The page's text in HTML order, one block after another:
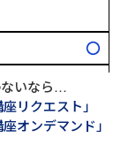
ないなら…
リクエスト」
オンデマンド」